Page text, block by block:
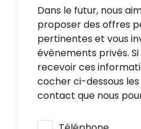
Dans le futur, nous
proposer des offres
pertinentes et vous
évènements privés.
recevoir ces
cocher ci-dessous
contact que nous